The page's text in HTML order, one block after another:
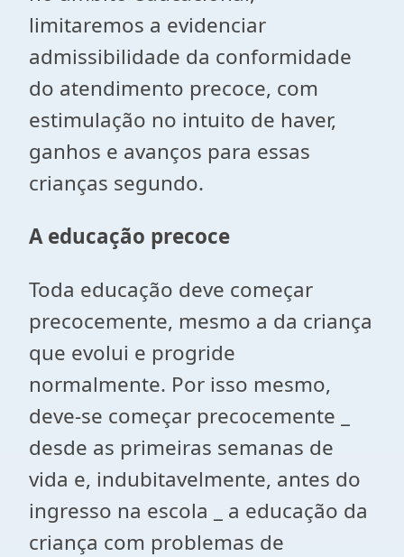
limitaremos a evidenciar
admissibilidade da conformidade
do atendimento precoce, com
estimulação no intuito de haver,
ganhos e avanços para essas
crianças segundo.
A educação precoce
Toda educação deve começar
precocemente, mesmo a da criança
que evolui e progride
normalmente. Por isso mesmo,
deve-se começar precocemente _
desde as primeiras semanas de
vida e, indubitavelmente, antes do
ingresso na escola _ a educação da
criança com problemas de